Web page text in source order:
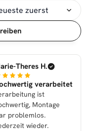
Theres H.
verarbeitet
ist
Montage
problemlos.
wieder.